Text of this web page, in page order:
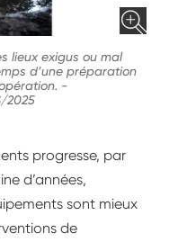
lieux exigus ou mal
d’une préparation
-
2025
progresse, par
d’années,
sont mieux
de